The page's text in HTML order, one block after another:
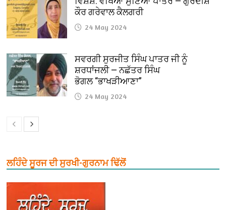
ਕੌਰ ਗਰੇਵਾਲ ਕੈਲਗਰੀ
24 May 2024
ਸਵਰਗੀ ਸੁਰਜੀਤ ਸਿੰਘ ਪਾਤਰ ਜੀ ਨੂੰ
ਸ਼ਰਧਾਂਜਲੀ — ਨਛੱਤਰ ਸਿੰਘ
ਭੋਗਲ “ਭਾਖੜੀਆਣਾ”
24 May 2024
ਲਹਿੰਦੇ ਸੂਰਜ ਦੀ ਸੁਰਖੀ-ਗੁਰਨਾਮ ਢਿੱਲੋਂ